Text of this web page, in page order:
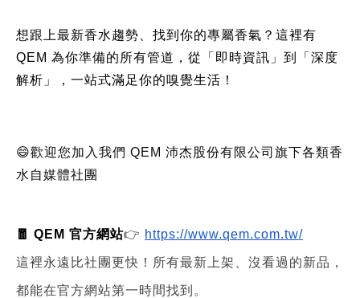
想跟上最新香水趨勢、找到你的專屬香氣？這裡有
QEM 為你準備的所有管道，從「即時資訊」到「深度
解析」，一站式滿足你的嗅覺生活！
😄歡迎您加入我們 QEM 沛杰股份有限公司旗下各類香
水自媒體社團
🧧 QEM 官方網站👉 https://www.qem.com.tw/
這裡永遠比社團更快！所有最新上架、沒看過的新品，
都能在官方網站第一時間找到。